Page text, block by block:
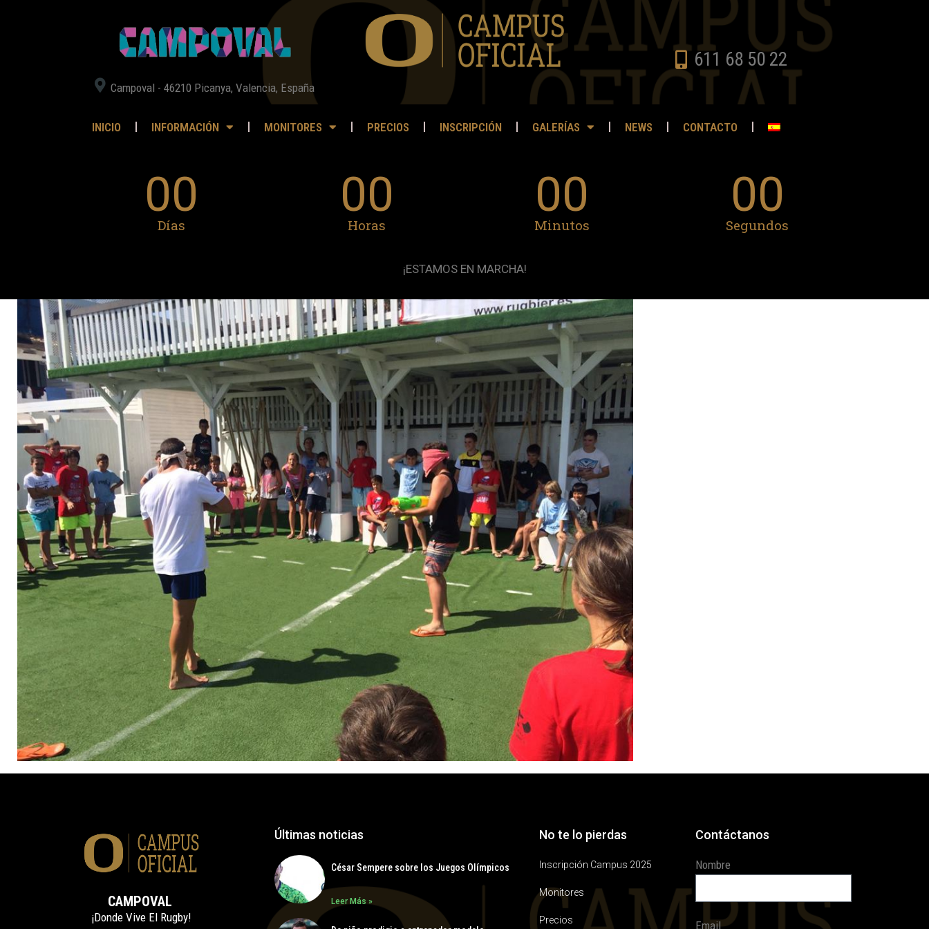
Campoval - 46210 Picanya, Valencia, España
611 68 50 22
INICIO INFORMACIÓN MONITORES PRECIOS INSCRIPCIÓN GALERÍAS NEWS CONTACTO
00
Días
00
Horas
00
Minutos
00
Segundos
¡ESTAMOS EN MARCHA!
CAMPOVAL
¡Donde Vive El Rugby!
Últimas noticias
César Sempere sobre los Juegos Olímpicos
Leer Más »
No te lo pierdas
Inscripción Campus 2025
Monitores
Precios
Contáctanos
Nombre
Email